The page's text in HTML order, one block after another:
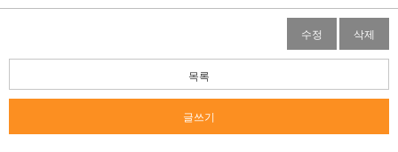
수정 삭제
목록
글쓰기